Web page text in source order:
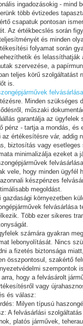
ingadozásokig - mind
több évtizedes
csapatuk pontosan
Az értékbecslés során
és minden
folyamat során
és lelassíthatják
szervezése, a
teljes körű szolgáltatást
is.
felvásárlása
Minden szükséges
műszaki
garantálja az
pénz - tartja a mondás, és
az értékesítésre vár, addig
biztosítás vagy
minimalizálja ezeket a
vele, hogy minden ügyfél
készpénzes
megoldást.
gazdasági környezetben
felvásárlása
Több ezer sikeres
számára gyakran
lebonyolítását. Nincs
a fizetés biztonsága
összpontosul, szakértő
szempontok
hogy a felvásárolt
vagy
és válasz:
Milyen típusú
A felvásárlási
platós járművek,